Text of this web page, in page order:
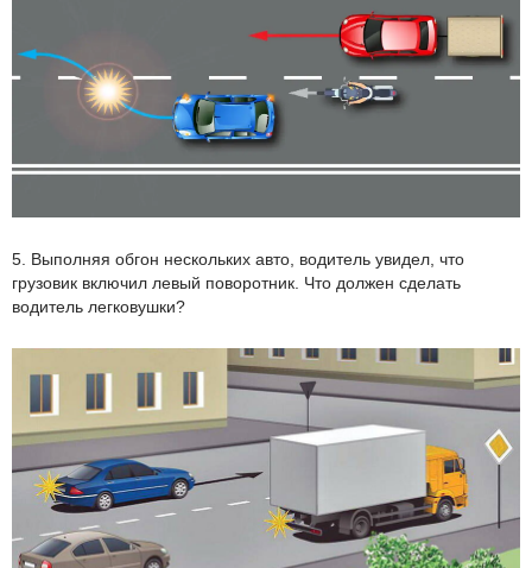
5. Выполняя обгон нескольких авто, водитель увидел, что
грузовик включил левый поворотник. Что должен сделать
водитель легковушки?